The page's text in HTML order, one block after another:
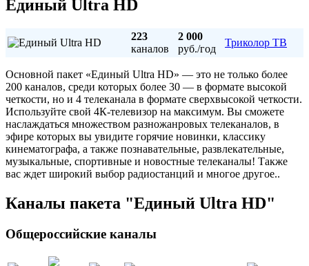
Единый Ultra HD
223
каналов
2 000
руб./год
Триколор ТВ
Основной пакет «Единый Ultra HD» — это не только более
200 каналов, среди которых более 30 — в формате высокой
четкости, но и 4 телеканала в формате сверхвысокой четкости.
Используйте свой 4К-телевизор на максимум. Вы сможете
наслаждаться множеством разножанровых телеканалов, в
эфире которых вы увидите горячие новинки, классику
кинематографа, а также познавательные, развлекательные,
музыкальные, спортивные и новостные телеканалы! Также
вас ждет широкий выбор радиостанций и многое другое..
Каналы пакета "Единый Ultra HD"
Общероссийские каналы